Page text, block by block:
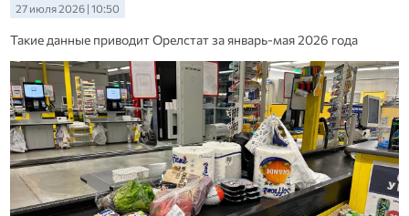
27 июля 2026 | 10:50
Такие данные приводит Орелстат за январь-мая 2026 года